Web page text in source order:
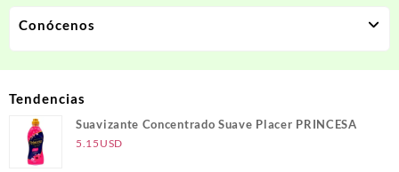
Conócenos
Tendencias
Suavizante Concentrado Suave Placer PRINCESA
5.15 USD